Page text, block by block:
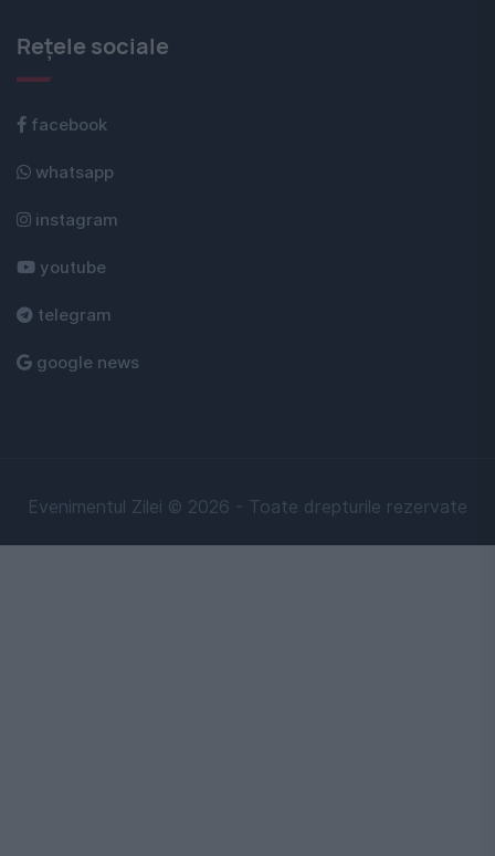
Rețele sociale
facebook
whatsapp
instagram
youtube
telegram
google news
Evenimentul Zilei © 2026 - Toate drepturile rezervate